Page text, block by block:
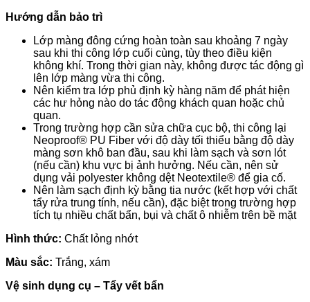
Hướng dẫn bảo trì
Lớp màng đông cứng hoàn toàn sau khoảng 7 ngày
sau khi thi công lớp cuối cùng, tùy theo điều kiện
không khí. Trong thời gian này, không được tác động gì
lên lớp màng vừa thi công.
Nên kiểm tra lớp phủ định kỳ hàng năm để phát hiện
các hư hỏng nào do tác động khách quan hoặc chủ
quan.
Trong trường hợp cần sửa chữa cục bộ, thi công lại
Neoproof® PU Fiber với độ dày tối thiểu bằng độ dày
màng sơn khô ban đầu, sau khi làm sạch và sơn lót
(nếu cần) khu vực bị ảnh hưởng. Nếu cần, nên sử
dụng vải polyester không dệt Neotextile® để gia cố.
Nên làm sạch định kỳ bằng tia nước (kết hợp với chất
tẩy rửa trung tính, nếu cần), đặc biệt trong trường hợp
tích tụ nhiều chất bẩn, bụi và chất ô nhiễm trên bề mặt
Hình thức: Chất lỏng nhớt
Màu sắc: Trắng, xám
Vệ sinh dụng cụ – Tẩy vết bẩn